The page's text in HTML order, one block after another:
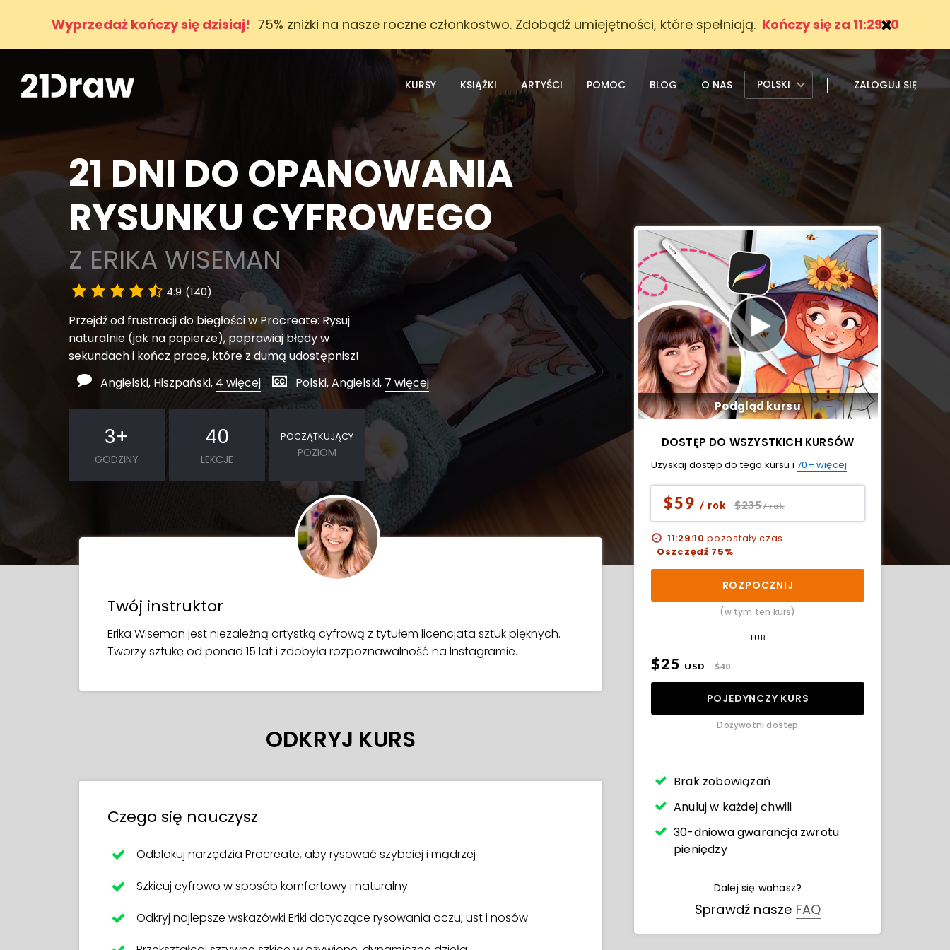
Wyprzedaż kończy się dzisiaj! 75% zniżki na nasze roczne członkostwo. Zdobądź umiejętności, które spełniają. Kończy się za 11:29:09
KURSY KSIĄŻKI ARTYŚCI POMOC BLOG O NAS POLSKI ZALOGUJ SIĘ
21 DNI DO OPANOWANIA
RYSUNKU CYFROWEGO
Z ERIKA WISEMAN
4.9 (140)
Przejdź od frustracji do biegłości w Procreate: Rysuj
naturalnie (jak na papierze), poprawiaj błędy w
sekundach i kończ prace, które z dumą udostępnisz!
Angielski, Hiszpański, 4 więcej Polski, Angielski, 7 więcej
3+
GODZINY
40
LEKCJE
POCZĄTKUJĄCY
POZIOM
Twój instruktor
Erika Wiseman jest niezależną artystką cyfrową z tytułem licencjata sztuk pięknych.
Tworzy sztukę od ponad 15 lat i zdobyła rozpoznawalność na Instagramie.
ODKRYJ KURS
Czego się nauczysz
Odblokuj narzędzia Procreate, aby rysować szybciej i mądrzej
Szkicuj cyfrowo w sposób komfortowy i naturalny
Odkryj najlepsze wskazówki Eriki dotyczące rysowania oczu, ust i nosów
Podgląd kursu
DOSTĘP DO WSZYSTKICH KURSÓW
Uzyskaj dostęp do tego kursu i70+ więcej
$59 / rok $235/ rok
11:29:09pozostały czas
Oszczędź 75%
ROZPOCZNIJ
(w tym ten kurs)
LUB
$25 USD $40
POJEDYNCZY KURS
Dożywotni dostęp
Brak zobowiązań
Anuluj w każdej chwili
30-dniowa gwarancja zwrotu
pieniędzy
Dalej się wahasz?
Sprawdź nasze FAQ